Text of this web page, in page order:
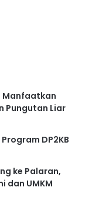
Manfaatkan
Pungutan Liar
DP2KB
ke Palaran,
dan UMKM